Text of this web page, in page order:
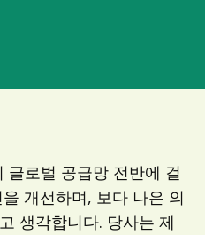
로벌 공급망 전반에 걸
개선하며, 보다 나은 의
생각합니다. 당사는 제